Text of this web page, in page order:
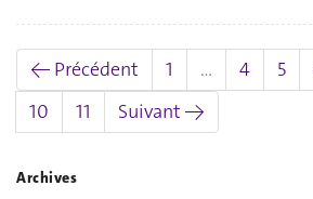
← Précédent 1 … 4 5
10
11 Suivant →
Archives